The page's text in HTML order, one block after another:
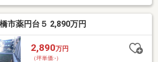
・工務店で建築可能・現況更地につき、プラ
ーズに建築へ移行可能▼周辺環境・ヨークプ
(約210m)・松戸市立常盤平第二小学校 徒歩
き公園 徒歩1分(約10m)■ ご希望の住まい探
━━━━━・・・物件の詳細・ご相談はお気
さい。
市薬円台５ 2,890万円
2,890万円
（坪単価:-）